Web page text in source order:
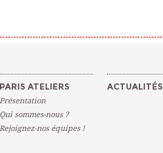
PARIS ATELIERS
Présentation
Qui sommes-nous ?
Rejoignez-nos équipes !
ACTUALITÉS